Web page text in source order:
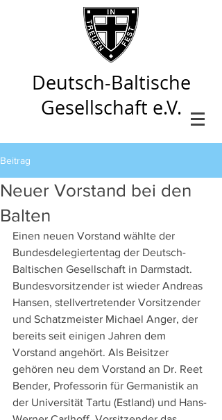
Deutsch-Baltische
Gesellschaft e.V.
Beitrag
Neuer Vorstand bei den
Balten
Einen neuen Vorstand wählte der
Bundesdelegiertentag der Deutsch-
Baltischen Gesellschaft in Darmstadt.
Bundesvorsitzender ist wieder Andreas
Hansen, stellvertretender Vorsitzender
und Schatzmeister Michael Anger, der
bereits seit einigen Jahren dem
Vorstand angehört. Als Beisitzer
gehören neu dem Vorstand an Dr. Reet
Bender, Professorin für Germanistik an
der Universität Tartu (Estland) und Hans-